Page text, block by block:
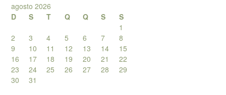
agosto 2026
D
S T Q Q S
S
1
2
3 4 5 6 7
8
9
10 11 12 13 14
15
16
17 18 19 20 21
22
23
24 25 26 27 28
29
30
31